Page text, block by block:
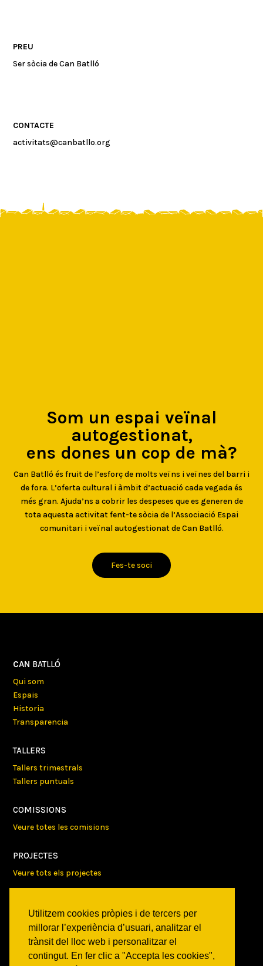
Utilitzem cookies pròpies i de tercers per
millorar l’experiència d’usuari, analitzar el
trànsit del lloc web i personalitzar el
contingut. En fer clic a "Accepta les cookies",
PREU
Ser sòcia de Can Batlló
CONTACTE
activitats@canbatllo.org
Som un espai veïnal
autogestionat,
ens dones un cop de mà?
Can Batlló és fruit de l’esforç de molts veïns i veïnes del barri i
de fora. L’oferta cultural i àmbit d’actuació cada vegada és
més gran. Ajuda’ns a cobrir les despeses que es generen de
tota aquesta activitat fent-te sòcia de l’Associació Espai
comunitari i veïnal autogestionat de Can Batlló.
Fes-te soci
CAN BATLLÓ
Qui som
Espais
Historia
Transparencia
TALLERS
Tallers trimestrals
Tallers puntuals
COMISSIONS
Veure totes les comisions
PROJECTES
Veure tots els projectes
Veure totes les activitats
NOTICIES